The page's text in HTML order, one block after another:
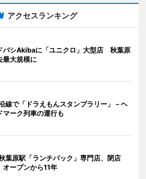
アクセスランキング
バシAkibaに「ユニクロ」大型店 秋葉原
最大規模に
線で「ドラえもんスタンプラリー」－ヘ
マーク列車の運行も
葉原駅「ランチパック」専門店、閉店
ープンから11年